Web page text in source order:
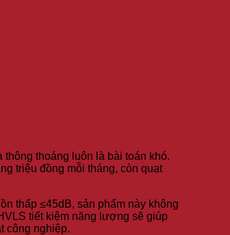
thoáng luôn là bài toán khó.
triệu đồng mỗi tháng, còn quạt
thấp ≤45dB, sản phẩm này không
tiết kiệm năng lượng sẽ giúp
công nghiệp.